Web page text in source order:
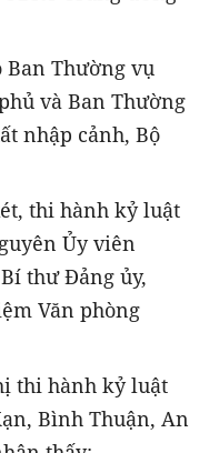
Ban Thường vụ
và Ban Thường
nhập cảnh, Bộ
thi hành kỷ luật
Ủy viên
thư Đảng ủy,
Văn phòng
thi hành kỷ luật
Bình Thuận, An